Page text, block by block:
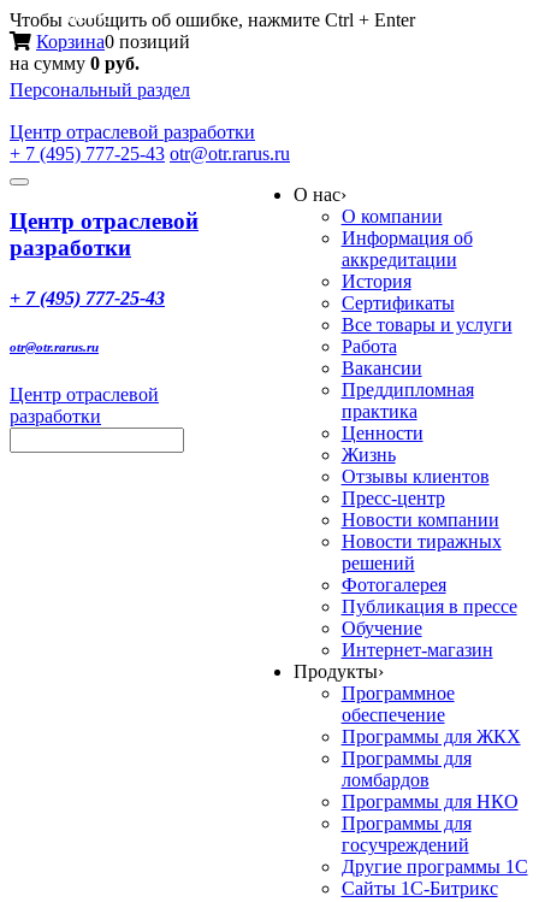
Чтобы сообщить об ошибке, нажмите Ctrl + Enter
Корзина0 позиций
на сумму 0 руб.
Персональный раздел
Центр отраслевой разработки
+ 7 (495) 777-25-43 otr@otr.rarus.ru
Toggle
Меню
Центр отраслевой
разработки
+ 7 (495) 777-25-43
otr@otr.rarus.ru
Центр отраслевой
разработки
О нас›
О компании
Информация об
аккредитации
История
Сертификаты
Все товары и услуги
Работа
Вакансии
Преддипломная
практика
Ценности
Жизнь
Отзывы клиентов
Пресс-центр
Новости компании
Новости тиражных
решений
Фотогалерея
Публикация в прессе
Обучение
Интернет-магазин
Продукты›
Программное
обеспечение
Программы для ЖКХ
Программы для
ломбардов
Программы для НКО
Программы для
госучреждений
Другие программы 1С
Сайты 1С-Битрикс